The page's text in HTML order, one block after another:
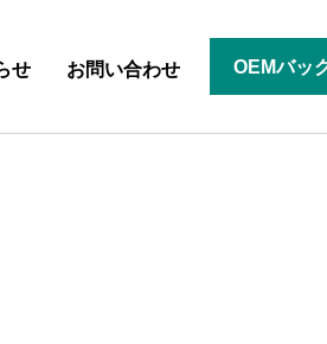
せ お問い合わせ OEMバッ